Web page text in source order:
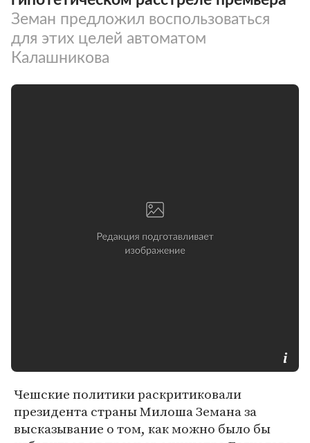
Земан предложил воспользоваться
для этих целей автоматом
Калашникова
Чешские политики раскритиковали
президента страны Милоша Земана за
высказывание о том, как можно было бы